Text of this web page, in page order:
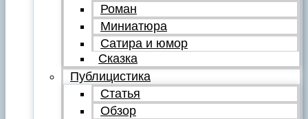
Роман
Миниатюра
Сатира и юмор
Сказка
Публицистика
Статья
Обзор